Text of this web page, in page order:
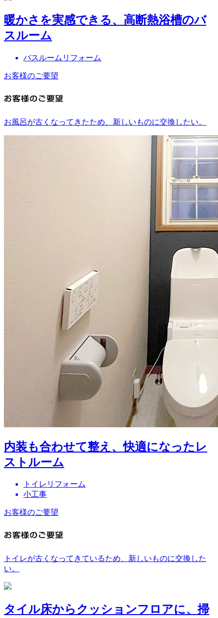
暖かさを実感できる、高断熱浴槽のバ
スルーム
バスルームリフォーム
お客様のご要望
お風呂が古くなってきたため、新しいものに交換したい。
内装も合わせて整え、快適になったレ
ストルーム
トイレリフォーム
小工事
お客様のご要望
トイレが古くなってきているため、新しいものに交換した
い。
タイル床からクッションフロアに、掃